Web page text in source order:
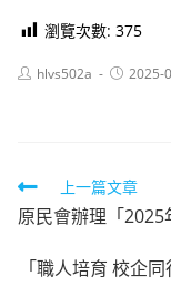
瀏覽次數: 375
Posthlvs502a
Post2025-
Read
more
articles
上一篇文章
原民會辦理「2025
「職人培育 校企